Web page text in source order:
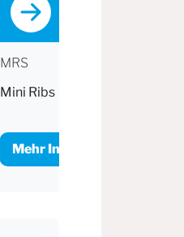
MRS
Mini Ribs
Mehr Infos